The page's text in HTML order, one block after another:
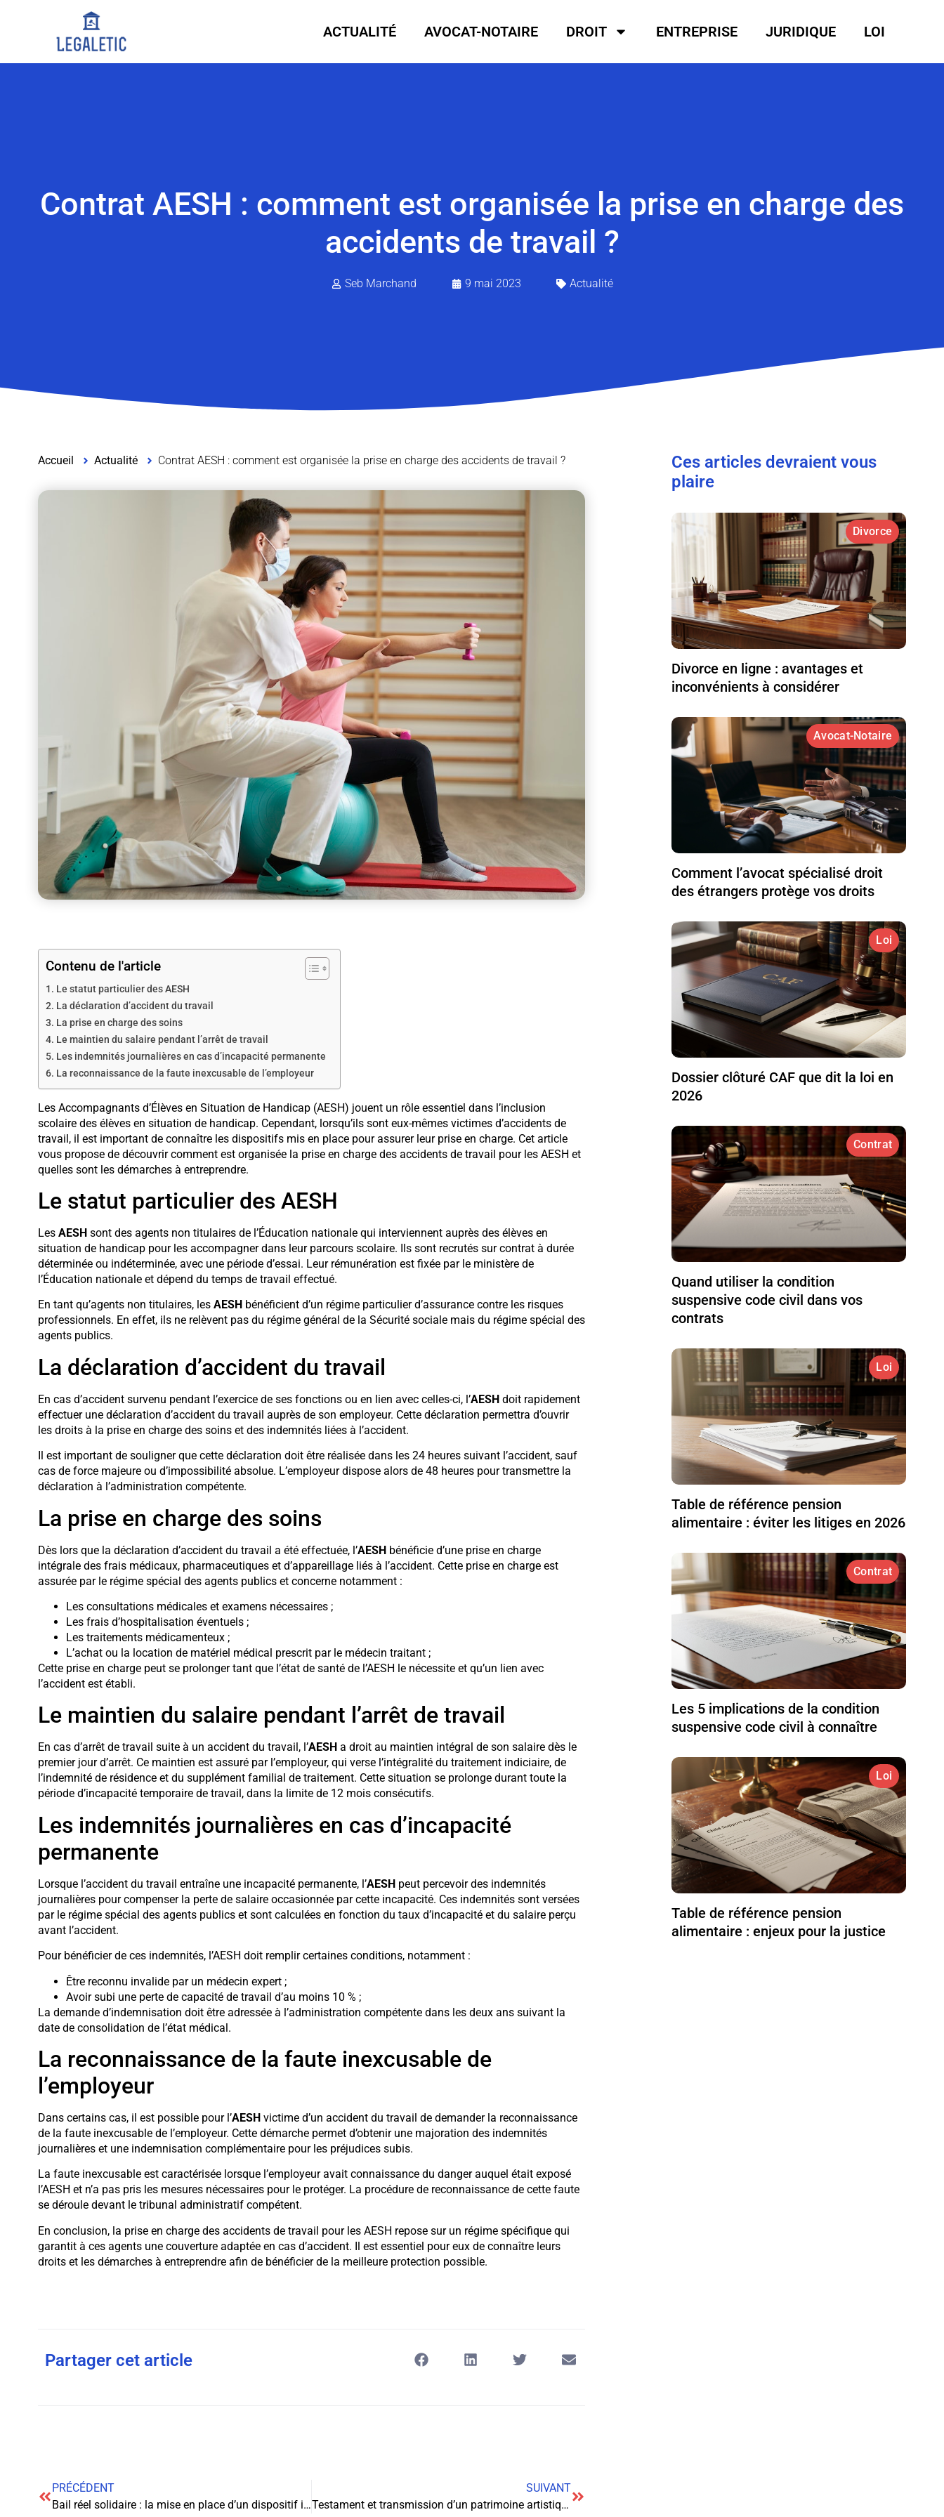
ACTUALITÉ AVOCAT-NOTAIRE DROIT ENTREPRISE JURIDIQUE LOI
Contrat AESH : comment est organisée la prise en charge des
accidents de travail ?
Seb Marchand 9 mai 2023 Actualité
Accueil Actualité Contrat AESH : comment est organisée la prise en charge des accidents de travail ?
Contenu de l'article
Le statut particulier des AESH
La déclaration d’accident du travail
La prise en charge des soins
Le maintien du salaire pendant l’arrêt de travail
Les indemnités journalières en cas d’incapacité permanente
La reconnaissance de la faute inexcusable de l’employeur
Les Accompagnants d’Élèves en Situation de Handicap (AESH) jouent un rôle essentiel dans l’inclusion
scolaire des élèves en situation de handicap. Cependant, lorsqu’ils sont eux-mêmes victimes d’accidents de
travail, il est important de connaître les dispositifs mis en place pour assurer leur prise en charge. Cet article
vous propose de découvrir comment est organisée la prise en charge des accidents de travail pour les AESH et
quelles sont les démarches à entreprendre.
Le statut particulier des AESH
Les AESHsont des agents non titulaires de l’Éducation nationale qui interviennent auprès des élèves en
situation de handicap pour les accompagner dans leur parcours scolaire. Ils sont recrutés sur contrat à durée
déterminée ou indéterminée, avec une période d’essai. Leur rémunération est fixée par le ministère de
l’Éducation nationale et dépend du temps de travail effectué.
En tant qu’agents non titulaires, les AESH bénéficient d’un régime particulier d’assurance contre les risques
professionnels. En effet, ils ne relèvent pas du régime général de la Sécurité sociale mais du régime spécial des
agents publics.
La déclaration d’accident du travail
En cas d’accident survenu pendant l’exercice de ses fonctions ou en lien avec celles-ci, l’AESHdoit rapidement
effectuer une déclaration d’accident du travail auprès de son employeur. Cette déclaration permettra d’ouvrir
les droits à la prise en charge des soins et des indemnités liées à l’accident.
Il est important de souligner que cette déclaration doit être réalisée dans les 24 heures suivant l’accident, sauf
cas de force majeure ou d’impossibilité absolue. L’employeur dispose alors de 48 heures pour transmettre la
déclaration à l’administration compétente.
La prise en charge des soins
Dès lors que la déclaration d’accident du travail a été effectuée, l’AESHbénéficie d’une prise en charge
intégrale des frais médicaux, pharmaceutiques et d’appareillage liés à l’accident. Cette prise en charge est
assurée par le régime spécial des agents publics et concerne notamment :
Les consultations médicales et examens nécessaires ;
Les frais d’hospitalisation éventuels ;
Les traitements médicamenteux ;
L’achat ou la location de matériel médical prescrit par le médecin traitant ;
Cette prise en charge peut se prolonger tant que l’état de santé de l’AESH le nécessite et qu’un lien avec
l’accident est établi.
Le maintien du salaire pendant l’arrêt de travail
En cas d’arrêt de travail suite à un accident du travail, l’AESH a droit au maintien intégral de son salaire dès le
premier jour d’arrêt. Ce maintien est assuré par l’employeur, qui verse l’intégralité du traitement indiciaire, de
l’indemnité de résidence et du supplément familial de traitement. Cette situation se prolonge durant toute la
période d’incapacité temporaire de travail, dans la limite de 12 mois consécutifs.
Les indemnités journalières en cas d’incapacité
permanente
Lorsque l’accident du travail entraîne une incapacité permanente, l’AESHpeut percevoir des indemnités
journalières pour compenser la perte de salaire occasionnée par cette incapacité. Ces indemnités sont versées
par le régime spécial des agents publics et sont calculées en fonction du taux d’incapacité et du salaire perçu
avant l’accident.
Pour bénéficier de ces indemnités, l’AESH doit remplir certaines conditions, notamment :
Être reconnu invalide par un médecin expert ;
Avoir subi une perte de capacité de travail d’au moins 10 % ;
La demande d’indemnisation doit être adressée à l’administration compétente dans les deux ans suivant la
date de consolidation de l’état médical.
La reconnaissance de la faute inexcusable de
l’employeur
Dans certains cas, il est possible pour l’AESHvictime d’un accident du travail de demander la reconnaissance
de la faute inexcusable de l’employeur. Cette démarche permet d’obtenir une majoration des indemnités
journalières et une indemnisation complémentaire pour les préjudices subis.
La faute inexcusable est caractérisée lorsque l’employeur avait connaissance du danger auquel était exposé
l’AESH et n’a pas pris les mesures nécessaires pour le protéger. La procédure de reconnaissance de cette faute
se déroule devant le tribunal administratif compétent.
En conclusion, la prise en charge des accidents de travail pour les AESH repose sur un régime spécifique qui
garantit à ces agents une couverture adaptée en cas d’accident. Il est essentiel pour eux de connaître leurs
droits et les démarches à entreprendre afin de bénéficier de la meilleure protection possible.
Partager cet article
PRÉCÉDENT
Bail réel solidaire : la mise en place d’un dispositif innovant pour les propriétaires occupants en habitat coopératif intergénérationnel
SUIVANT
Testament et transmission d’un patrimoine artistique : comment organiser cette étape cruciale ?
Ces articles devraient vous
plaire
Divorce
Divorce en ligne : avantages et
inconvénients à considérer
Avocat-Notaire
Comment l’avocat spécialisé droit
des étrangers protège vos droits
Loi
Dossier clôturé CAF que dit la loi en
2026
Contrat
Quand utiliser la condition
suspensive code civil dans vos
contrats
Loi
Table de référence pension
alimentaire : éviter les litiges en 2026
Contrat
Les 5 implications de la condition
suspensive code civil à connaître
Loi
Table de référence pension
alimentaire : enjeux pour la justice